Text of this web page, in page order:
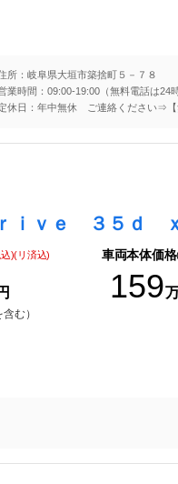
所：岐阜県大垣市築捨町５－７８
業時間：09:00-19:00（無料電話は24
休日：年中無休 ご連絡ください⇒【
)(リ済込)
む）
車両本体価格
159